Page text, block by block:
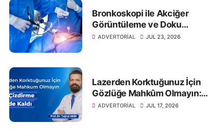
Bronkoskopi ile Akciğer
Görüntüleme ve Doku
Örneklemesi
ADVERTORIAL JUL 23, 2026
Lazerden Korktuğunuz İçin
Gözlüğe Mahkûm Olmayın:
Göz Çizdirme Eskide Kaldı
ADVERTORIAL JUL 17, 2026